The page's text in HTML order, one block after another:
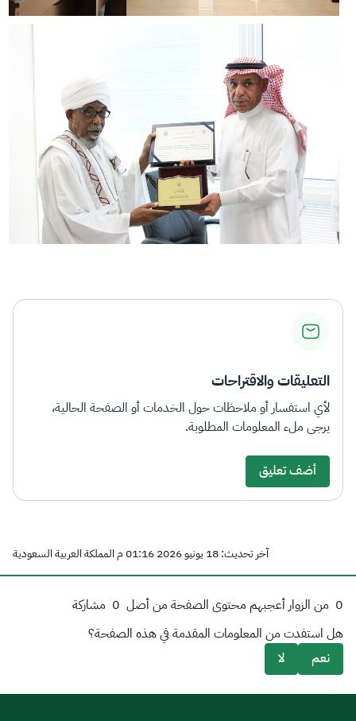
التعليقات والاقتراحات
لأي استفسار أو ملاحظات حول الخدمات أو الصفحة الحالية،
يرجى ملء المعلومات المطلوبة.
أضف تعليق
آخر تحديث: 18 يونيو 2026 01:16 م المملكة العربية السعودية
0 من الزوار أعجبهم محتوى الصفحة من أصل 0 مشاركة
هل استفدت من المعلومات المقدمة في هذه الصفحة؟
نعم
لا